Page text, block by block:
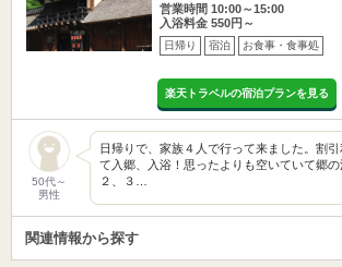
営業時間 10:00～15:00
入浴料金 550円～
日帰り 宿泊 お食事・食事処
楽天トラベルの宿泊プランを見る
50代～
男性
日帰りで、家族４人で行って来ました。割
て入郷、入浴！思ったよりも空いていて郷の
２、３…
関連情報から探す